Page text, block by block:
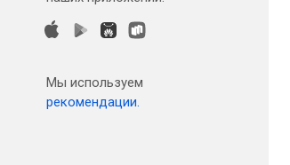
Мы используем
рекомендации.